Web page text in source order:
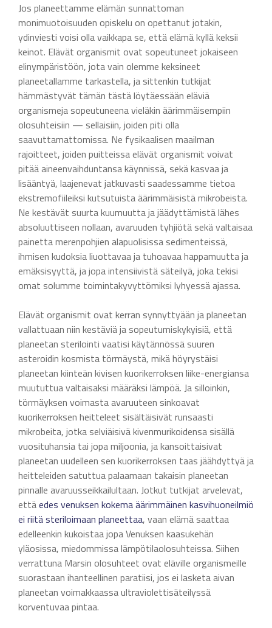
Jos planeettamme elämän sunnattoman
monimuotoisuuden opiskelu on opettanut jotakin,
ydinviesti voisi olla vaikkapa se, että elämä kyllä keksii
keinot. Elävät organismit ovat sopeutuneet jokaiseen
elinympäristöön, jota vain olemme keksineet
planeetallamme tarkastella, ja sittenkin tutkijat
hämmästyvät tämän tästä löytäessään eläviä
organismeja sopeutuneena vieläkin äärimmäisempiin
olosuhteisiin — sellaisiin, joiden piti olla
saavuttamattomissa. Ne fysikaalisen maailman
rajoitteet, joiden puitteissa elävät organismit voivat
pitää aineenvaihduntansa käynnissä, sekä kasvaa ja
lisääntyä, laajenevat jatkuvasti saadessamme tietoa
ekstremofiileiksi kutsutuista äärimmäisistä mikrobeista.
Ne kestävät suurta kuumuutta ja jäädyttämistä lähes
absoluuttiseen nollaan, avaruuden tyhjiötä sekä valtaisaa
painetta merenpohjien alapuolisissa sedimenteissä,
ihmisen kudoksia liuottavaa ja tuhoavaa happamuutta ja
emäksisyyttä, ja jopa intensiivistä säteilyä, joka tekisi
omat solumme toimintakyvyttömiksi lyhyessä ajassa.
Elävät organismit ovat kerran synnyttyään ja planeetan
vallattuaan niin kestäviä ja sopeutumiskykyisiä, että
planeetan sterilointi vaatisi käytännössä suuren
asteroidin kosmista törmäystä, mikä höyrystäisi
planeetan kiinteän kivisen kuorikerroksen liike-energiansa
muututtua valtaisaksi määräksi lämpöä. Ja silloinkin,
törmäyksen voimasta avaruuteen sinkoavat
kuorikerroksen heitteleet sisältäisivät runsaasti
mikrobeita, jotka selviäisivä kivenmurikoidensa sisällä
vuosituhansia tai jopa miljoonia, ja kansoittaisivat
planeetan uudelleen sen kuorikerroksen taas jäähdyttyä ja
heitteleiden satuttua palaamaan takaisin planeetan
pinnalle avaruusseikkailultaan. Jotkut tutkijat arvelevat,
ettäedes venuksen kokema äärimmäinen kasvihuoneilmiö
ei riitä steriloimaan planeettaa, vaan elämä saattaa
edelleenkin kukoistaa jopa Venuksen kaasukehän
yläosissa, miedommissa lämpötilaolosuhteissa. Siihen
verrattuna Marsin olosuhteet ovat eläville organismeille
suorastaan ihanteellinen paratiisi, jos ei lasketa aivan
planeetan voimakkaassa ultraviolettisäteilyssä
korventuvaa pintaa.